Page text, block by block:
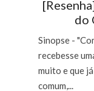
do
Sinopse -
recebesse
muito e que
comum,...